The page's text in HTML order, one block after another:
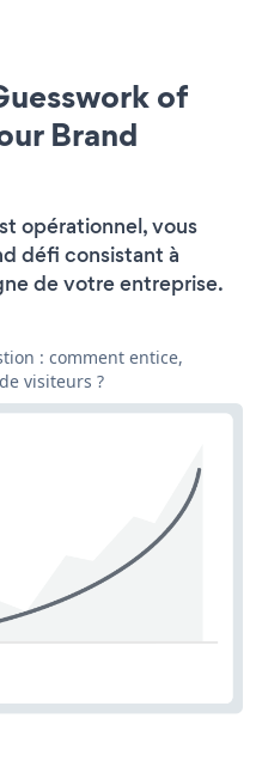
of
Brand
opérationnel, vous
défi consistant à
de votre entreprise.
: comment entice,
visiteurs ?